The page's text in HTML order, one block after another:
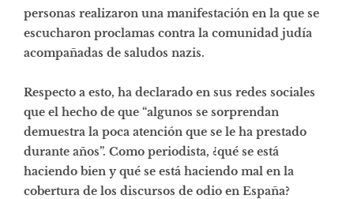
personas realizaron una manifestación en la que se
escucharon proclamas contra la comunidad judía
acompañadas de saludos nazis.
Respecto a esto, ha declarado en sus redes sociales
que el hecho de que “algunos se sorprendan
demuestra la poca atención que se le ha prestado
durante años”. Como periodista, ¿qué se está
haciendo bien y qué se está haciendo mal en la
cobertura de los discursos de odio en España?